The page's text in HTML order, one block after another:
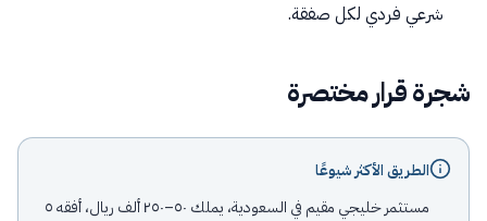
شرعي فردي لكل صفقة.
شجرة قرار مختصرة
الطريق الأكثر شيوعًا
مستثمر خليجي مقيم في السعودية، يملك ٥٠–٢٥٠ ألف ريال، أفقه ٥